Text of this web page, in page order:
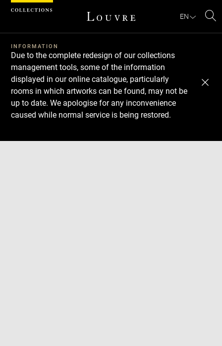
EN
INFORMATION
Due to the complete redesign of our collections
management tools, some of the information
displayed in our online catalogue, particularly
rooms in which artworks can be found, may not be
up to date. We apologise for any inconvenience
caused while normal service is being restored.
Download
Next
Previous
Cookies management panel